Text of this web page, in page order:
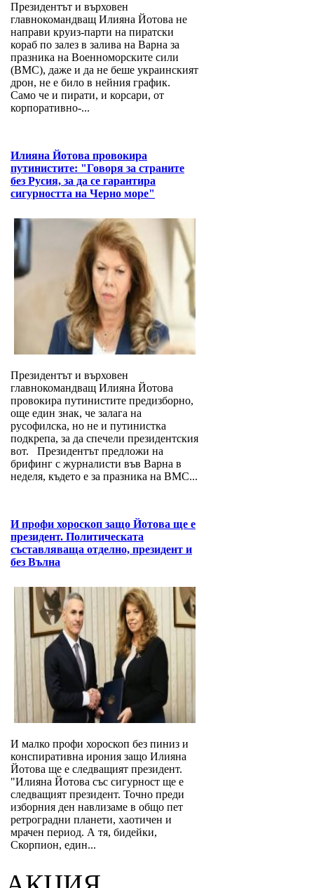
Президентът и върховен
главнокомандващ Илияна Йотова не
направи круиз-парти на пиратски
кораб по залез в залива на Варна за
празника на Военноморските сили
(ВМС), даже и да не беше украинският
дрон, не е било в нейния график.
Само че и пирати, и корсари, от
корпоративно-...
Илияна Йотова провокира
путинистите: "Говоря за страните
без Русия, за да се гарантира
сигурността на Черно море"
Президентът и върховен
главнокомандващ Илияна Йотова
провокира путинистите предизборно,
още един знак, че залага на
русофилска, но не и путинистка
подкрепа, за да спечели президентския
вот. Президентът предложи на
брифинг с журналисти във Варна в
неделя, където е за празника на ВМС...
И профи хороскоп защо Йотова ще е
президент. Политическата
съставляваща отделно, президент и
без Вълна
И малко профи хороскоп без пиниз и
конспиративна ирония защо Илияна
Йотова ще е следващият президент.
"Илияна Йотова със сигурност ще е
следващият президент. Точно преди
изборния ден навлизаме в общо пет
ретроградни планети, хаотичен и
мрачен период. А тя, бидейки,
Скорпион, един...